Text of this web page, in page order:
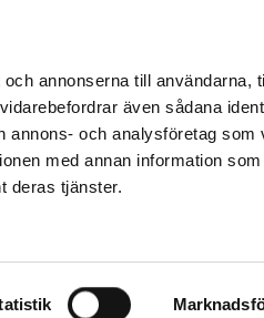
annonserna till användarna,
även sådana
annons- och analysföretag som
med annan information
deras tjänster.